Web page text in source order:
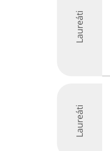
Laureáti
Laureáti